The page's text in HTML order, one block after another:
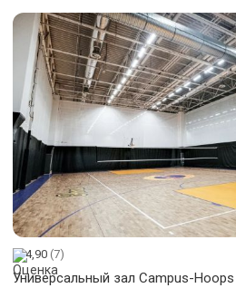
4,90 (7)
Универсальный зал Campus-